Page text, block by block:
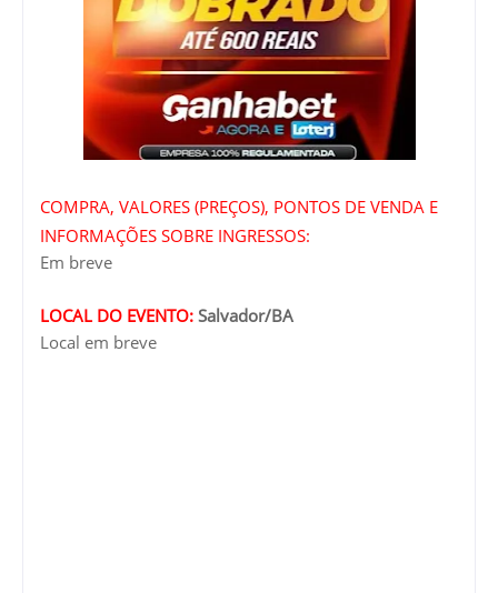
COMPRA, VALORES (PREÇOS), PONTOS DE VENDA E
INFORMAÇÕES SOBRE INGRESSOS:
Em breve
LOCAL DO EVENTO: Salvador/BA
Local em breve